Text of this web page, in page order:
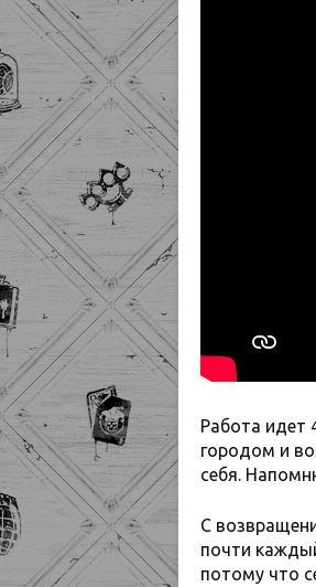
Работа идет
городом и
себя.
С
почти
потому что